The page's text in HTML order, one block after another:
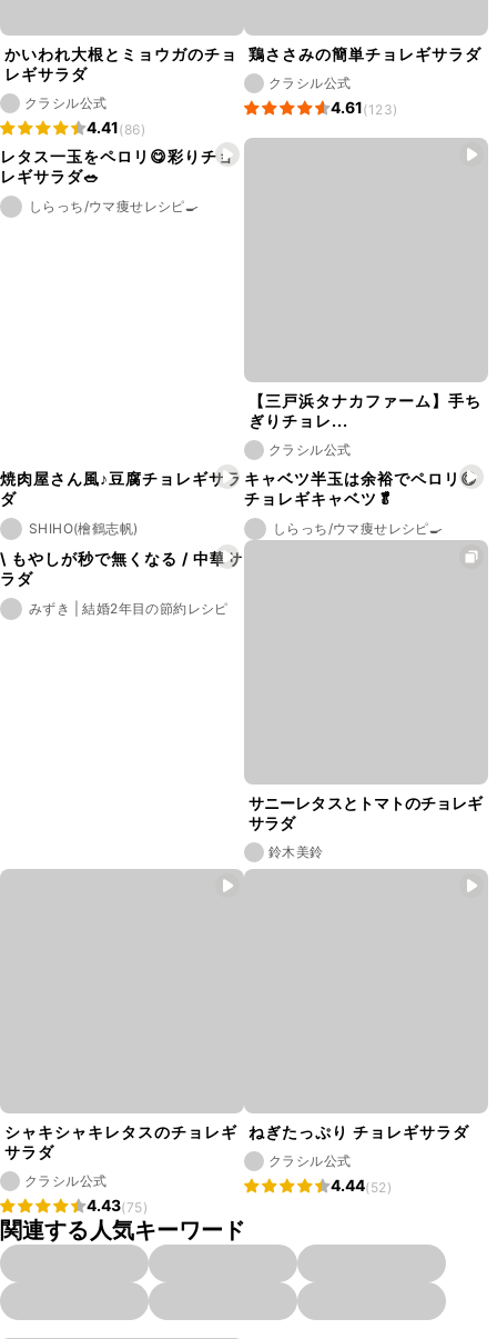
かいわれ大根とミョウガのチョ
レギサラダ
クラシル公式
4.41(86)
鶏ささみの簡単チョレギサラダ
クラシル公式
4.61(123)
レタス一玉をペロリ😋彩りチョ
レギサラダ🥗
しらっち/ウマ痩せレシピ🍳
【三戸浜タナカファーム】手ち
ぎりチョレ...
クラシル公式
焼肉屋さん風♪豆腐チョレギサラ
ダ
SHIHO(檜鶴志帆)
キャベツ半玉は余裕でペロリ😋
チョレギキャベツ🥬
しらっち/ウマ痩せレシピ🍳
\ もやしが秒で無くなる / 中華サ
ラダ
みずき | 結婚2年目の節約レシピ
サニーレタスとトマトのチョレギ
サラダ
鈴木美鈴
シャキシャキレタスのチョレギ
サラダ
クラシル公式
4.43(75)
ねぎたっぷり チョレギサラダ
クラシル公式
4.44(52)
関連する人気キーワード